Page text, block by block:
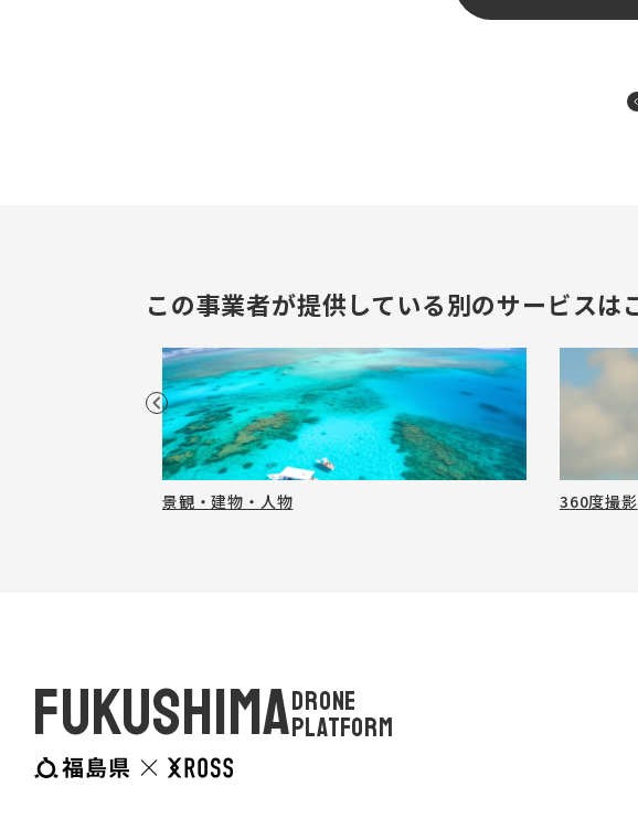
この事業者が提供している別のサービスは
景観・建物・人物 360度撮影
FUKUSHIMADRONE
PLATFORM